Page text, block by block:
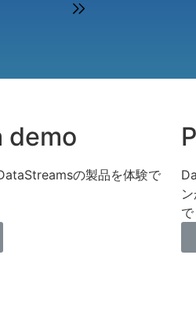
demo
の製品を体験で
で